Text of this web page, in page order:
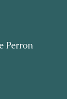
Perron